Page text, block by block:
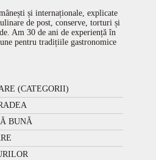
și internaționale, explicate
de post, conserve, torturi și
Am 30 de ani de experiență în
pentru tradițiile gastronomice
(CATEGORII)
BUNĂ